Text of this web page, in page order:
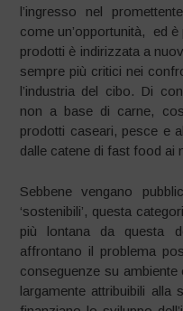
l’ingresso nel
come un’opportunità, ed
prodotti è indirizzata a
sempre più critici nei
l’industria del cibo. Di
non a base di carne,
prodotti caseari, pesce e
dalle catene di fast food ai
Sebbene vengano
‘sostenibili’, questa
più lontana da questa
affrontano il problema
conseguenze su
largamente attribuibili alla